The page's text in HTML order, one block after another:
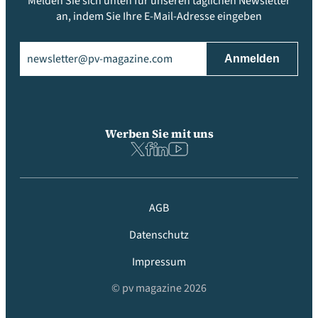
an, indem Sie Ihre E-Mail-Adresse eingeben
Werben Sie mit uns
AGB
Datenschutz
Impressum
© pv magazine 2026